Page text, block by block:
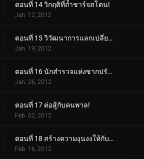
ตอนที่ 14 วิกฤติที่ถ้ำชาร์จสโตน!
Jan. 12, 2012
ตอนที่ 15 วิวัฒนาการแลกเปลี่ยนความตื่นเต้น!
Jan. 19, 2012
ตอนที่ 16 นักสำรวจแห่งซากปรักหักพังของฮีโร่!
Jan. 26, 2012
ตอนที่ 17 ต่อสู้กับคนพาล!
Feb. 02, 2012
ตอนที่ 18 สร้างความงุนงงให้กับ Bouffalant!
Feb. 16, 2012